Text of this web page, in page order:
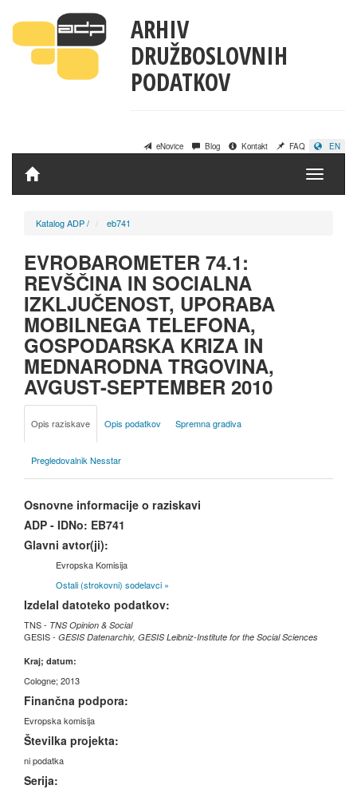
ARHIV
DRUŽBOSLOVNIH
PODATKOV
eNovice Blog Kontakt FAQ EN
Domov
Katalog ADP/ eb741
EVROBAROMETER 74.1:
REVŠČINA IN SOCIALNA
IZKLJUČENOST, UPORABA
MOBILNEGA TELEFONA,
GOSPODARSKA KRIZA IN
MEDNARODNA TRGOVINA,
AVGUST-SEPTEMBER 2010
Opis raziskave Opis podatkov Spremna gradiva
Pregledovalnik Nesstar
Osnovne informacije o raziskavi
ADP - IDNo: EB741
Glavni avtor(ji):
Evropska Komisija
Ostali (strokovni) sodelavci »
Izdelal datoteko podatkov:
TNS - TNS Opinion & Social
GESIS - GESIS Datenarchiv, GESIS Leibniz-Institute for the Social Sciences
Kraj; datum:
Cologne; 2013
Finančna podpora:
Evropska komisija
Številka projekta:
ni podatka
Serija: